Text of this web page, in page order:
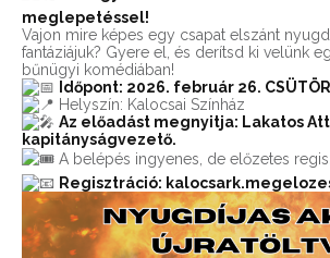
meglepetéssel!
Vajon mire képes egy csapat elszánt
fantáziájuk? Gyere el, és derítsd ki velünk
bűnügyi komédiában!
Időpont: 2026. február 26.
Helyszín: Kalocsai Színház
Az előadást megnyitja: Lakatos
kapitányságvezető.
A belépés ingyenes, de előzetes
Regisztráció: